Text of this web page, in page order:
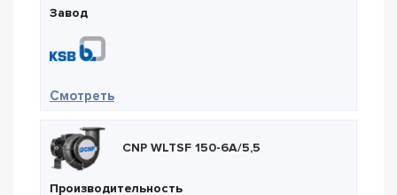
Завод
Смотреть— KSB ETB 100-080-200/30 (арт.
CNP WLTSF 150-6A/5,5
Производительность